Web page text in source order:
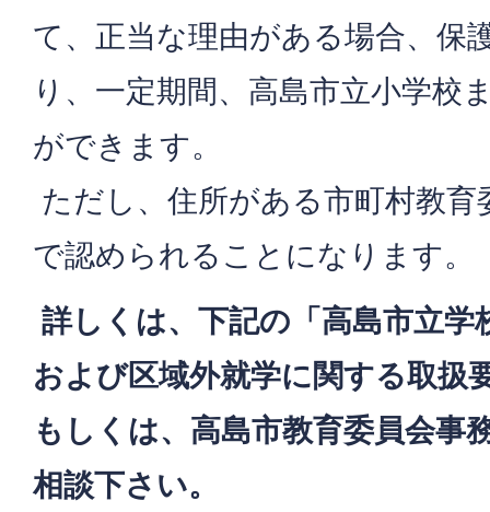
て、正当な理由がある場合、保
り、一定期間、高島市立小学校
ができます。
ただし、住所がある市町村教
で認められることになります。
詳しくは、下記の「高島市立学
および区域外就学に関する取扱
もしくは、高島市教育委員会事
相談下さい。